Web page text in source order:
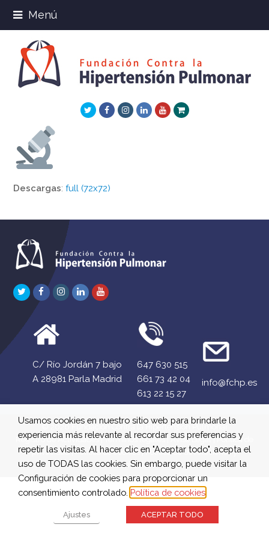
Menú
TwitterFacebookInstagram
LinkedInYoutube
Xing
Descargas:full (72x72)
TwitterFacebook
Instagram
LinkedInYoutube
C/ Río Jordán 7 bajo
A 28981 Parla Madrid
647 630 515
661 73 42 04
613 22 15 27
info@fchp.es
© 2026 Fundación Contra la Hipertensión Pulmonar
Registro de Actividades | Términos legales| Aviso Legal| Política de
privacidad|Política de cookies |Política de devoluciones y
reembolsos
Usamos cookies en nuestro sitio web para brindarle la
experiencia más relevante al recordar sus preferencias y
repetir las visitas. Al hacer clic en "Aceptar todo", acepta el
uso de TODAS las cookies. Sin embargo, puede visitar la
Configuración de cookies para proporcionar un
consentimiento controlado. Política de cookies
Ajustes ACEPTAR TODO